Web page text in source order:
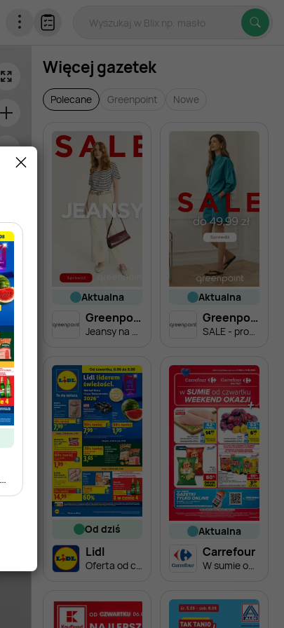
Oferta od czwartku
Więcej gazetek
Polecane Greenpoint Nowe
aktualna
Greenpoint
Jeansy na wyprzedaży
aktualna
Greenpoint
SALE - produkty za 49,99 zł
od dziś
Lidl
aktualna
Carrefour